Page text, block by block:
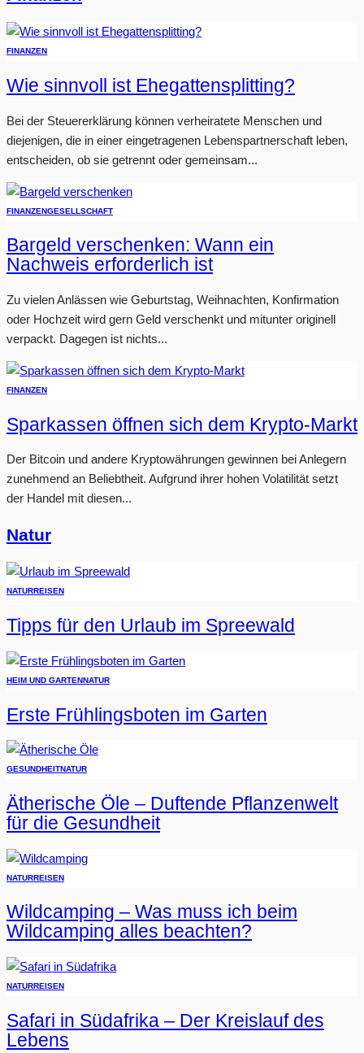
FINANZEN
Wie sinnvoll ist Ehegattensplitting?
Bei der Steuererklärung können verheiratete Menschen und
diejenigen, die in einer eingetragenen Lebenspartnerschaft leben,
entscheiden, ob sie getrennt oder gemeinsam...
FINANZENGESELLSCHAFT
Bargeld verschenken: Wann ein
Nachweis erforderlich ist
Zu vielen Anlässen wie Geburtstag, Weihnachten, Konfirmation
oder Hochzeit wird gern Geld verschenkt und mitunter originell
verpackt. Dagegen ist nichts...
FINANZEN
Sparkassen öffnen sich dem Krypto-Markt
Der Bitcoin und andere Kryptowährungen gewinnen bei Anlegern
zunehmend an Beliebtheit. Aufgrund ihrer hohen Volatilität setzt
der Handel mit diesen...
Natur
NATURREISEN
Tipps für den Urlaub im Spreewald
HEIM UND GARTENNATUR
Erste Frühlingsboten im Garten
GESUNDHEITNATUR
Ätherische Öle – Duftende Pflanzenwelt
für die Gesundheit
NATURREISEN
Wildcamping – Was muss ich beim
Wildcamping alles beachten?
NATURREISEN
Safari in Südafrika – Der Kreislauf des
Lebens